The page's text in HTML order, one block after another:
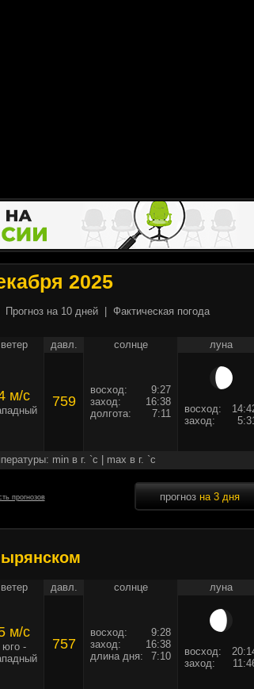
2025
Прогноз на 10 дней Фактическая погода
ветер давл. солнце луна
м/c 759
восход:
9:27
заход:
16:38
долгота:
7:11 восход:
заход:
min в г. `c | max в г. `c
прогнозов прогноз на 3 дня
ветер давл. солнце луна
м/c
юго -
757
восход:
9:28
заход:
16:38
длина дня:
7:10 восход:
заход: